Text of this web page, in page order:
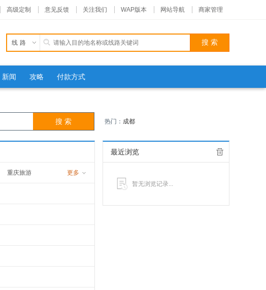
高级定制 意见反馈 关注我们 WAP版本 网站导航 商家管理
线路
新闻 攻略 付款方式
热门： 成都
重庆旅游
更多
最近浏览
暂无浏览记录...